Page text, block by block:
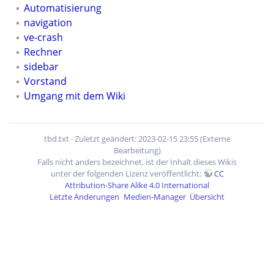
Automatisierung
navigation
ve-crash
Rechner
sidebar
Vorstand
Umgang mit dem Wiki
tbd.txt· Zuletzt geändert: 2023-02-15 23:55 (Externe
Bearbeitung)
Falls nicht anders bezeichnet, ist der Inhalt dieses Wikis
unter der folgenden Lizenz veröffentlicht:
CC
Attribution-Share Alike 4.0 International
Letzte Änderungen Medien-Manager Übersicht